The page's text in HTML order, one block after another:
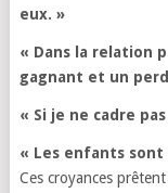
eux. »
« Dans la relation
gagnant et un
« Si je ne cadre
« Les enfants
Ces croyances